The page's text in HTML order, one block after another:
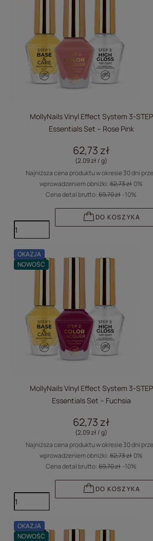
MollyNails Vinyl Effect System 3-STEP
Essentials Set – Rose Pink
62,73 zł
(2,09 zł / g)
Najniższa cena produktu w okresie 30 dni
wprowadzeniem obniżki:62,73 zł 0%
Cena detal brutto:69,70 zł -10%
DO KOSZYKA
OKAZJA
NOWOŚĆ
MollyNails Vinyl Effect System 3-STEP
Essentials Set – Fuchsia
62,73 zł
(2,09 zł / g)
Najniższa cena produktu w okresie 30 dni
wprowadzeniem obniżki:62,73 zł 0%
Cena detal brutto:69,70 zł -10%
DO KOSZYKA
OKAZJA
NOWOŚĆ